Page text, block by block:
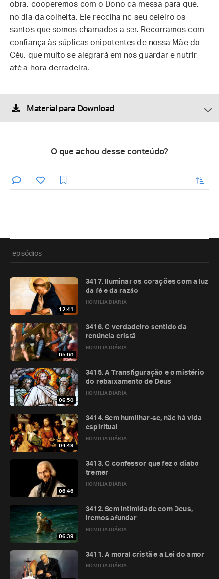
obra, cooperemos com o Dono da messa para que,
no dia da colheita, Ele recolha no seu celeiro os
santos que somos chamados a ser. Recorramos com
confiança às súplicas onipotentes de nossa Mãe do
Céu, que muito se alegrará em nos guardar e nutrir
até a hora derradeira.
Material para Download
O que achou desse conteúdo?
enviar
episódios
12:41
HOMILIA DIÁRIA
3417. Iluminar os corações com a luz
da fé e da razão
05:00
HOMILIA DIÁRIA
3416. O verdadeiro sentido da
renúncia cristã
06:50
HOMILIA DIÁRIA
3415. A Transfiguração e o mistério
do rebaixamento de Deus
04:49
HOMILIA DIÁRIA
3414. Sem humilhar-se, não há vida
espiritual
06:46
HOMILIA DIÁRIA
3413. O confessor que fez o diabo
tremer
06:39
HOMILIA DIÁRIA
3412. Sem intimidade com Deus,
iremos afundar
HOMILIA DIÁRIA
3411. A moral cristã e a Lei do amor